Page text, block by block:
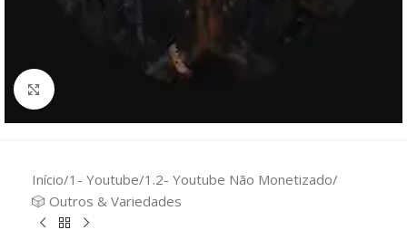
Clique para ampliar
Início/1- Youtube/1.2- Youtube Não Monetizado/
🎲 Outros & Variedades